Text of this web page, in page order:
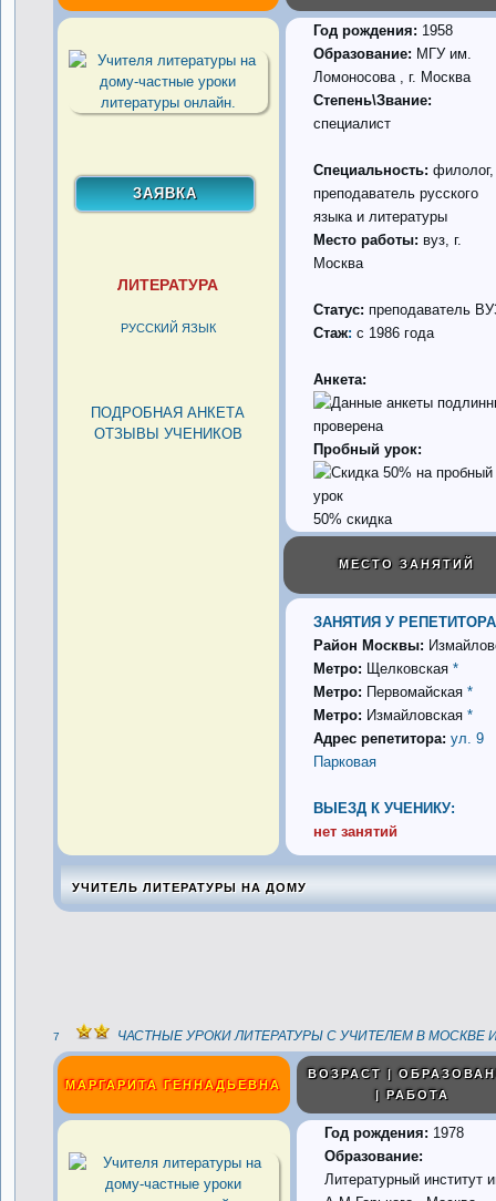
ЛИТЕРАТУРА
РУССКИЙ ЯЗЫК
ПОДРОБНАЯ АНКЕТА
ОТЗЫВЫ УЧЕНИКОВ
Год рождения: 1958
Образование: МГУ им.
Ломоносова , г. Москва
Степень\Звание:
специалист
Специальность: филолог,
преподаватель русского
языка и литературы
Место работы: вуз, г.
Москва
Статус: преподаватель
Стаж: с 1986 года
Анкета:
проверена
Пробный урок:
50% скидка
МЕСТО ЗАНЯТИЙ
ЗАНЯТИЯ У
Район Москвы:
Метро: Щелковская *
Метро: Первомайская *
Метро: Измайловская *
Адрес репетитора: ул. 9
Парковая
ВЫЕЗД К УЧЕНИКУ:
нет занятий
УЧИТЕЛЬ ЛИТЕРАТУРЫ НА ДОМУ
7 ЧАСТНЫЕ УРОКИ ЛИТЕРАТУРЫ С УЧИТЕЛЕМ В МОСКВЕ
МАРГАРИТА ГЕННАДЬЕВНА
ВОЗРАСТ |
| РАБОТА
Год рождения: 1978
Образование:
Литературный институт